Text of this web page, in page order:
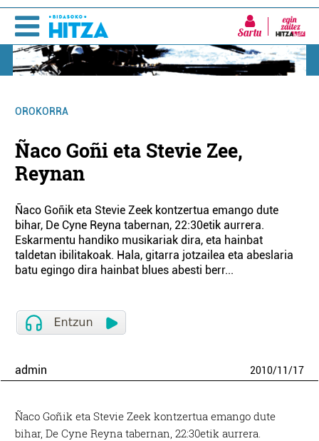
Sartu
OROKORRA
Ñaco Goñi eta Stevie Zee,
Reynan
Ñaco Goñik eta Stevie Zeek kontzertua emango dute
bihar, De Cyne Reyna tabernan, 22:30etik aurrera.
Eskarmentu handiko musikariak dira, eta hainbat
taldetan ibilitakoak. Hala, gitarra jotzailea eta abeslaria
batu egingo dira hainbat blues abesti berr...
admin 2010/11/17
Ñaco Goñik eta Stevie Zeek kontzertua emango dute
bihar, De Cyne Reyna tabernan, 22:30etik aurrera.